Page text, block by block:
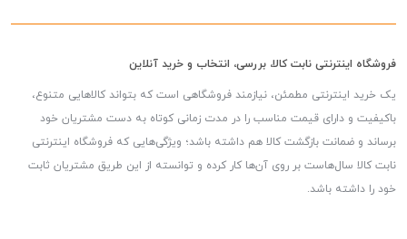
فروشگاه اینترنتی نابت کالا، بررسی، انتخاب و خرید آنلاین
یک خرید اینترنتی مطمئن، نیازمند فروشگاهی است که بتواند کالاهایی متنوع،
باکیفیت و دارای قیمت مناسب را در مدت زمانی کوتاه به دست مشتریان خود
برساند و ضمانت بازگشت کالا هم داشته باشد؛ ویژگی‌هایی که فروشگاه اینترنتی
نابت کالا سال‌هاست بر روی آن‌ها کار کرده و توانسته از این طریق مشتریان ثابت
خود را داشته باشد.